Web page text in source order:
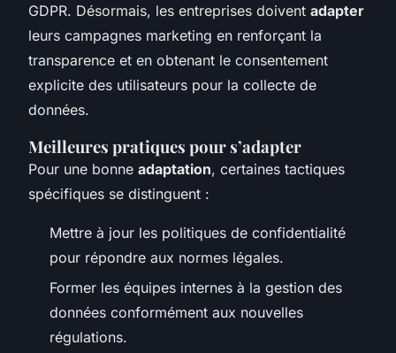
GDPR. Désormais, les entreprises doivent adapter
leurs campagnes marketing en renforçant la
transparence et en obtenant le consentement
explicite des utilisateurs pour la collecte de
données.
Meilleures pratiques pour s’adapter
Pour une bonne adaptation, certaines tactiques
spécifiques se distinguent :
Mettre à jour les politiques de confidentialité
pour répondre aux normes légales.
Former les équipes internes à la gestion des
données conformément aux nouvelles
régulations.